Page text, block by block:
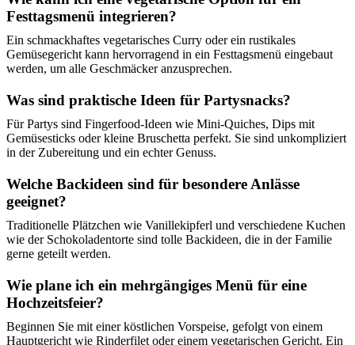
Festtagsmenü integrieren?
Ein schmackhaftes vegetarisches Curry oder ein rustikales
Gemüsegericht kann hervorragend in ein Festtagsmenü eingebaut
werden, um alle Geschmäcker anzusprechen.
Was sind praktische Ideen für Partysnacks?
Für Partys sind Fingerfood-Ideen wie Mini-Quiches, Dips mit
Gemüsesticks oder kleine Bruschetta perfekt. Sie sind unkompliziert
in der Zubereitung und ein echter Genuss.
Welche Backideen sind für besondere Anlässe
geeignet?
Traditionelle Plätzchen wie Vanillekipferl und verschiedene Kuchen
wie der Schokoladentorte sind tolle Backideen, die in der Familie
gerne geteilt werden.
Wie plane ich ein mehrgängiges Menü für eine
Hochzeitsfeier?
Beginnen Sie mit einer köstlichen Vorspeise, gefolgt von einem
Hauptgericht wie Rinderfilet oder einem vegetarischen Gericht. Ein